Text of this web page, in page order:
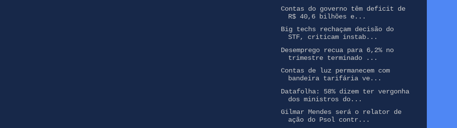
Contas do governo têm deficit de
R$ 40,6 bilhões e...
Big techs rechaçam decisão do
STF, criticam instab...
Desemprego recua para 6,2% no
trimestre terminado ...
Contas de luz permanecem com
bandeira tarifária ve...
Datafolha: 58% dizem ter vergonha
dos ministros do...
Gilmar Mendes será o relator de
ação do Psol contr...